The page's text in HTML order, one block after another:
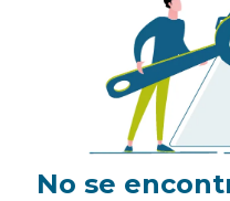
No se